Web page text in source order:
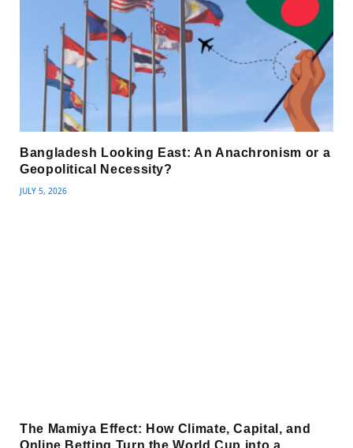
Bangladesh Looking East: An Anachronism or a
Geopolitical Necessity?
JULY 5, 2026
The Mamiya Effect: How Climate, Capital, and